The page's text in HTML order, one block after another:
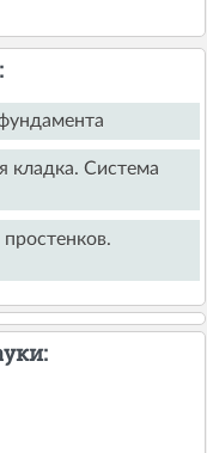
кладка. Система